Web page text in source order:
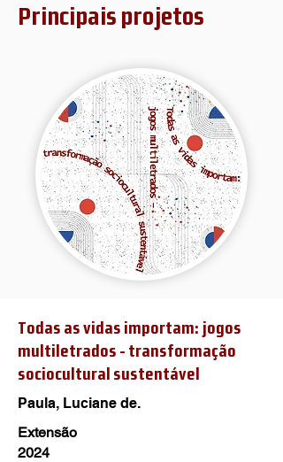
Principais projetos
Todas as vidas importam: jogos
multiletrados - transformação
sociocultural sustentável
Paula, Luciane de.
Extensão
2024